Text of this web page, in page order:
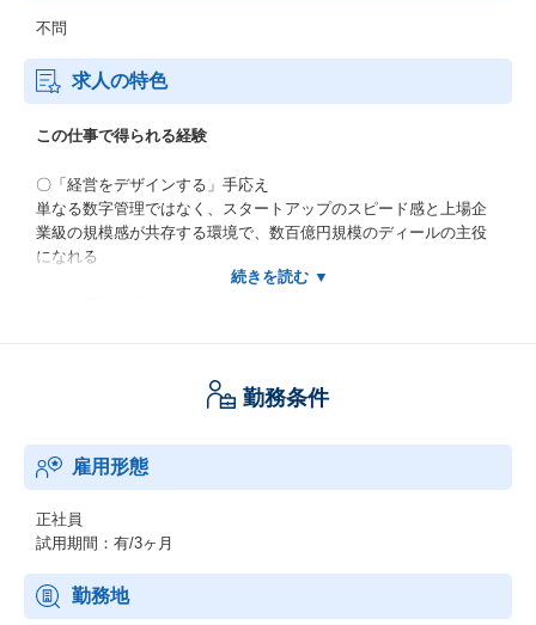
不問
求人の特色
この仕事で得られる経験
〇「経営をデザインする」手応え
単なる数字管理ではなく、スタートアップのスピード感と上場企
業級の規模感が共存する環境で、数百億円規模のディールの主役
になれる
している実感をダイレクトに得られる
伝統的な機関投資家対応に加え、富裕層個人マネーの獲得などに
とどまらず、従来のファイナンスの常識を打ち破るクリエイティ
ブなスキームにも挑戦できる
■本業務を通じて身につくスキルやキャリアパス
〇グローバル・ファイナンスの専門性
海外投資家と対等に渡り合う英語力と、国際的な投資フレームワ
勤務条件
雇用形態
正社員
試用期間：有/3ヶ月
勤務地